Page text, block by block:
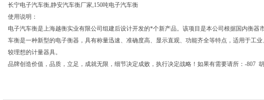
长宁电子汽车衡,静安汽车衡厂家,150吨电子汽车衡
使用说明：
电子汽车衡是上海越衡实业有限公司组建后设计开发的*个新产品。该项目是本公司根据国内衡
车衡是一种新型的电子衡器，具有称量迅速、准确度高、显示直观、功能齐全等特点，适用于工
较理想的计量器具。
品牌创造价值，品质，立足，成就无限，细节决定成败，执行决定战略！如果有需要请所：-807 胡